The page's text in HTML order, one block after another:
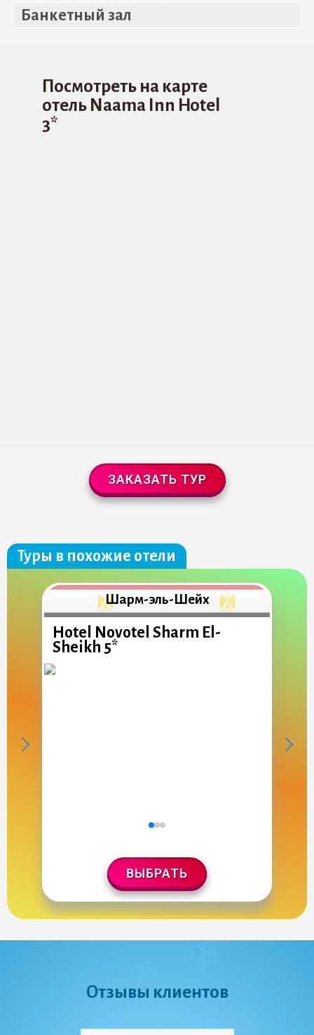
Банкетный зал
Посмотреть на карте
отель Naama Inn Hotel
3*
ЗАКАЗАТЬ ТУР
Туры в похожие отели
Шарм-эль-Шейх
Hotel Novotel Sharm El-
Sheikh 5*
ВЫБРАТЬ
Отзывы клиентов